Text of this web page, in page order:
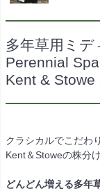
多年草用ミ
Perennial
Kent &
クラシカルでこだわ
Kent＆Stoweの株分
どんどん増える多年